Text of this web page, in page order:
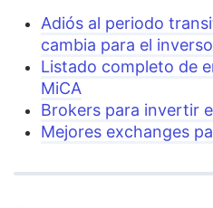
Adiós al periodo
cambia para el
Listado completo de
MiCA
Brokers para invertir
Mejores exchanges